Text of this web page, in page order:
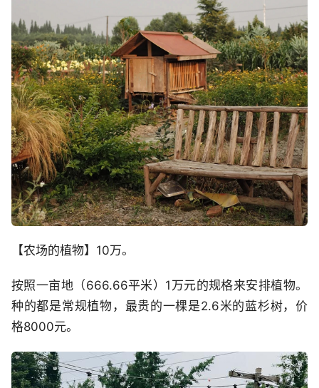
【农场的植物】10万。
按照一亩地（666.66平米）1万元的规格来安排植物。
种的都是常规植物，最贵的一棵是2.6米的蓝杉树，价
格8000元。